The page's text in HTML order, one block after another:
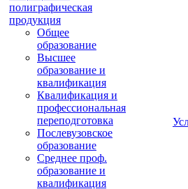
полиграфическая
продукция
Общее
образование
Высшее
образование и
квалификация
Квалификация и
профессиональная
переподготовка
Послевузовское
образование
Среднее проф.
образование и
квалификация